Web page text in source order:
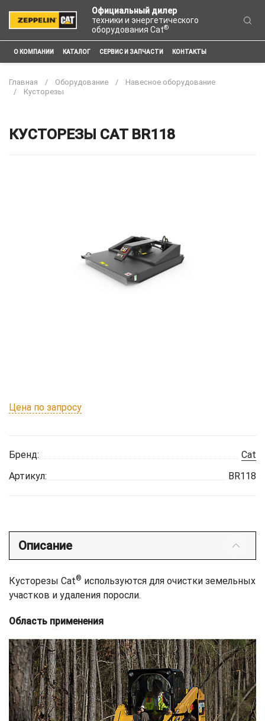
Официальный дилер
техники и энергетического
оборудования Cat®
О КОМПАНИИ КАТАЛОГ СЕРВИС И ЗАПЧАСТИ КОНТАКТЫ
Главная Оборудование
Навесное оборудование
Кусторезы
КУСТОРЕЗЫ CAT BR118
Цена по запросу
Бренд:
Cat
Артикул:
BR118
Описание
Кусторезы Cat® используются для очистки земельных
участков и удаления поросли.
Область применения